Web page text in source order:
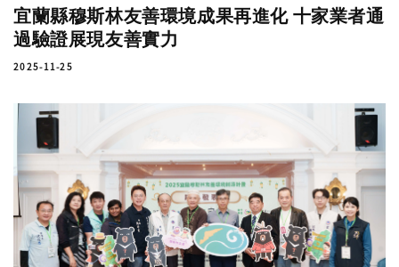
宜蘭縣穆斯林友善環境成果再進化 十家業者通
過驗證展現友善實力
2025-11-25